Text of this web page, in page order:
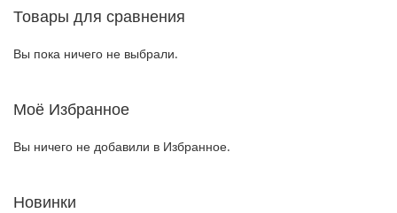
Товары для сравнения
Вы пока ничего не выбрали.
Моё Избранное
Вы ничего не добавили в Избранное.
Новинки